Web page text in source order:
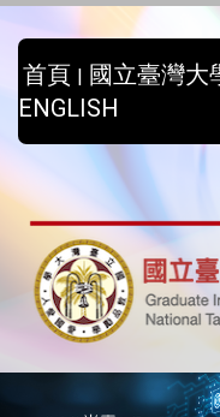
首頁 | 國立臺灣大
ENGLISH